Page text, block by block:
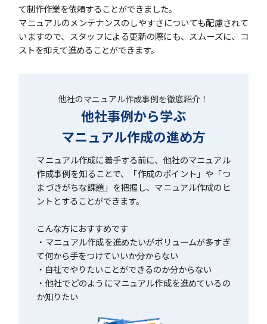
て制作作業を依頼することができました。
マニュアルのメンテナンスのしやすさについても配慮されて
いますので、スタッフによる更新の際にも、スムーズに、コ
ストを抑えて進めることができます。
他社のマニュアル作成事例を徹底紹介！
他社事例から学ぶ
マニュアル作成の進め方
マニュアル作成に着手する前に、他社のマニュアル
作成事例を知ることで、「作成のポイント」や「つ
まづきがちな課題」を把握し、マニュアル作成のヒ
ントとすることができます。
こんな方におすすめです
・マニュアル作成を進めたいがボリュームが多すぎ
て何から手をつけていいか分からない
・自社でやりたいことができるのか分からない
・他社でどのようにマニュアル作成を進めているの
か知りたい